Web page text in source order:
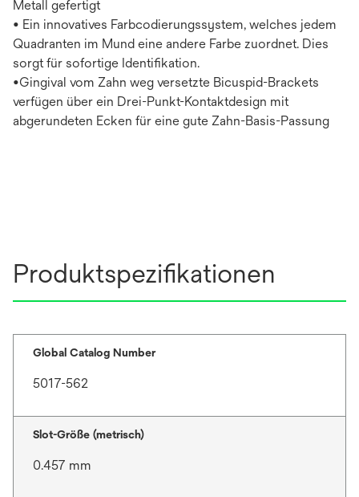
Metall gefertigt
• Ein innovatives Farbcodierungssystem, welches jedem
Quadranten im Mund eine andere Farbe zuordnet. Dies
sorgt für sofortige Identifikation.
•Gingival vom Zahn weg versetzte Bicuspid-Brackets
verfügen über ein Drei-Punkt-Kontaktdesign mit
abgerundeten Ecken für eine gute Zahn-Basis-Passung
Produktspezifikationen
Global Catalog Number
5017-562
Slot-Größe (metrisch)
0.457 mm